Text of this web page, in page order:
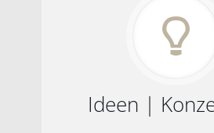
Ideen |